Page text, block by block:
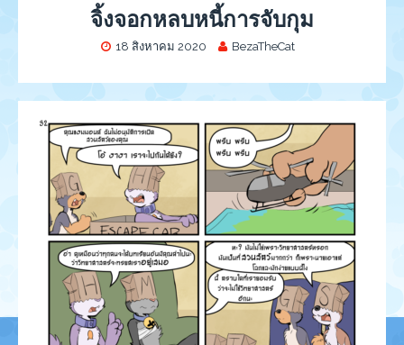
จิ้งจอกหลบหนี้การจับกุม
18 สิงหาคม 2020 BezaTheCat